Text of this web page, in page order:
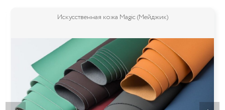
Искусственная кожа Magic (Мейджик)